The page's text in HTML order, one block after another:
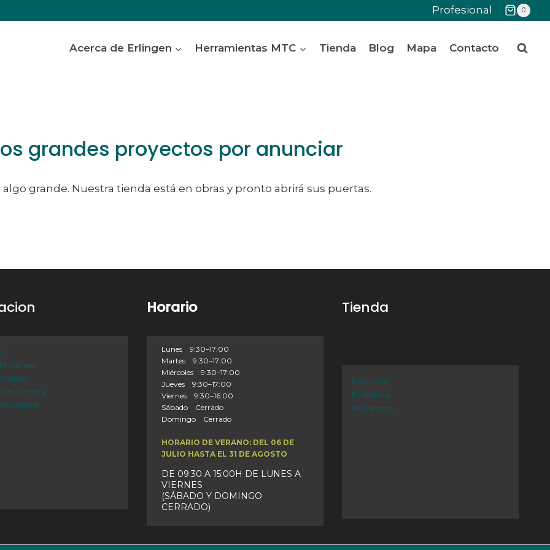
Profesional 0
Acerca de Erlingen Herramientas MTC Tienda Blog Mapa Contacto
grandes proyectos por anunciar
grande. Nuestra tienda está en obras y pronto abrirá sus puertas.
de Compra
Horario
Lunes 9:30–17:00
Martes 9:30–17:00
Miércoles 9:30–17:00
Jueves 9:30–17:00
Viernes 9:30–16:00
Sábado Cerrado
Domingo Cerrado
HORARIO DE VERANO: DEL 06 DE
JULIO HASTA EL 31 DE AGOSTO
DE 09:30 A 15:00H DE LUNES A
VIERNES
(SÁBADO Y DOMINGO
CERRADO)
Tienda
Productos
Profesional
Mis Pedidos